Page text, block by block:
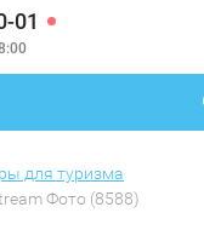
01
для туризма
Фото (8588)